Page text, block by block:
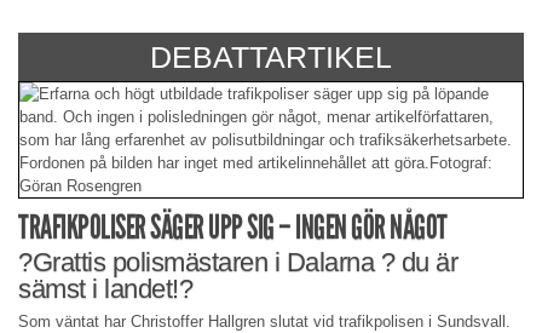
DEBATTARTIKEL
TRAFIKPOLISER SÄGER UPP SIG – INGEN GÖR NÅGOT
?Grattis polismästaren i Dalarna ? du är
sämst i landet!?
Som väntat har Christoffer Hallgren slutat vid trafikpolisen i Sundsvall.